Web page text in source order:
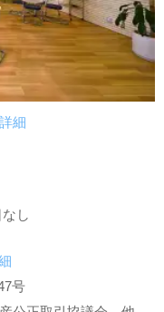
詳細
し
号